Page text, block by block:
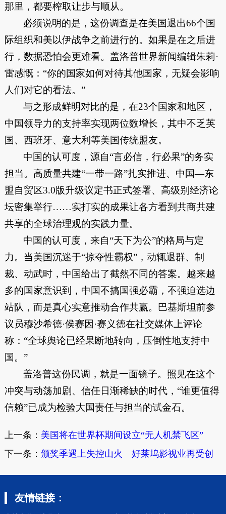
那里，都要榨取让步与顺从。
必须说明的是，这份调查是在美国退出66个国
际组织和美以伊战争之前进行的。如果是在之后进
行，数据恐怕会更难看。盖洛普世界新闻编辑朱莉·
雷感慨：“你的国家如何对待其他国家，无疑会影响
人们对它的看法。”
与之形成鲜明对比的是，在23个国家和地区，
中国领导力的支持率实现两位数增长，其中不乏英
国、西班牙、意大利等美国传统盟友。
中国的认可度，源自“言必信，行必果”的务实
担当。高质量共建“一带一路”扎实推进、中国—东
盟自贸区3.0版升级议定书正式签署、高级别经济论
坛密集举行……实打实的成果让各方看到共商共建
共享的全球治理观的实践力量。
中国的认可度，来自“天下为公”的格局与定
力。当美国沉迷于“掠夺性霸权”，动辄退群、制
裁、动武时，中国给出了截然不同的答案。越来越
多的国家意识到，中国不搞国强必霸，不强迫选边
站队，而是真心实意推动合作共赢。巴基斯坦前参
议员穆沙希德·侯赛因·赛义德在社交媒体上评论
称：“全球舆论已经果断地转向，压倒性地支持中
国。”
盖洛普这份民调，就是一面镜子。照见在这个
冲突与动荡加剧、信任日渐稀缺的时代，“谁更值得
信赖”已成为检验大国责任与担当的试金石。
上一条： 美国将在世界杯期间设立“无人机禁飞区”
下一条： 颁奖季遇上失控山火 好莱坞影视业再受创
友情链接：